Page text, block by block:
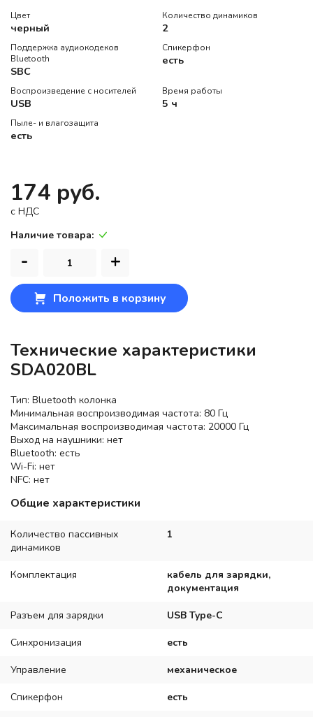
Цвет
черный
Количество динамиков
2
Поддержка аудиокодеков
Bluetooth
SBC
Спикерфон
есть
Воспроизведение с носителей
USB
Время работы
5 ч
Пыле- и влагозащита
есть
174 руб.
c НДС
Наличие товара:
- +
Положить в корзину
Технические характеристики
SDA020BL
Тип: Bluetooth колонка
Минимальная воспроизводимая частота: 80 Гц
Максимальная воспроизводимая частота: 20000 Гц
Выход на наушники: нет
Bluetooth: есть
Wi-Fi: нет
NFC: нет
Общие характеристики
Количество пассивных
динамиков
1
Комплектация
кабель для зарядки,
документация
Разъем для зарядки USB Type-C
Синхронизация есть
Управление механическое
Спикерфон есть